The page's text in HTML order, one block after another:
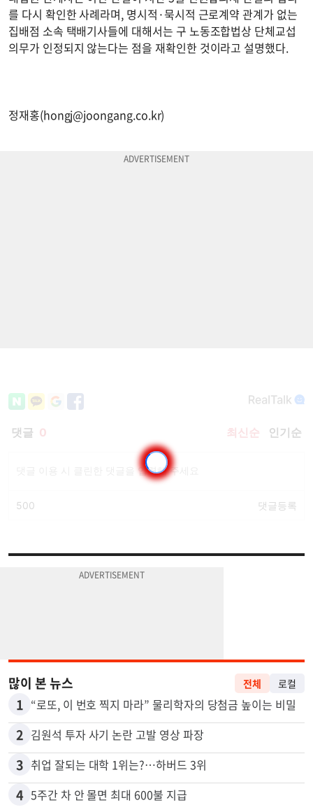
를 다시 확인한 사례라며, 명시적·묵시적 근로계약 관계가 없는
집배점 소속 택배기사들에 대해서는 구 노동조합법상 단체교섭
의무가 인정되지 않는다는 점을 재확인한 것이라고 설명했다.
정재홍(hongj@joongang.co.kr)
많이 본 뉴스
1 “로또, 이 번호 찍지 마라” 물리학자의 당첨금 높이는 비밀
2 김원석 투자 사기 논란 고발 영상 파장
3 취업 잘되는 대학 1위는?…하버드 3위